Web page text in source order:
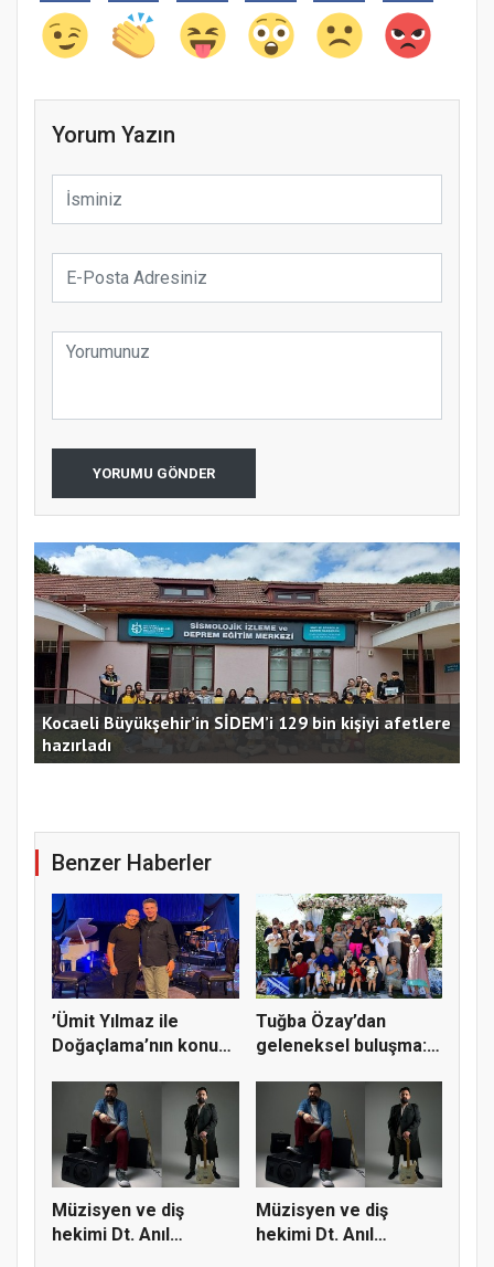
Yorum Yazın
YORUMU GÖNDER
Kocaeli Büyükşehir’in SİDEM’i 129 bin kişiyi afetlere
hazırladı
Benzer Haberler
’Ümit Yılmaz ile
Doğaçlama’nın konuğu
Tuğba Özay’dan
geleneksel buluşma:
Müzisyen ve diş
hekimi Dt. Anıl
Müzisyen ve diş
hekimi Dt. Anıl